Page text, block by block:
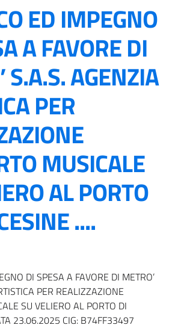
ED IMPEGNO
A FAVORE DI
S.A.S. AGENZIA
PER
MUSICALE
AL PORTO
....
DI SPESA A FAVORE DI METRO’
PER REALIZZAZIONE
SU VELIERO AL PORTO DI
23.06.2025 CIG: B74FF33497